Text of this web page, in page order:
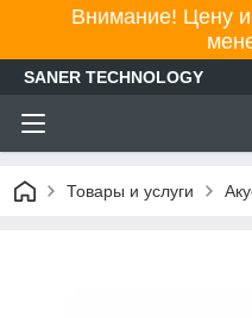
Внимание! Цену и
SANER TECHNOLOGY
Товары и услуги